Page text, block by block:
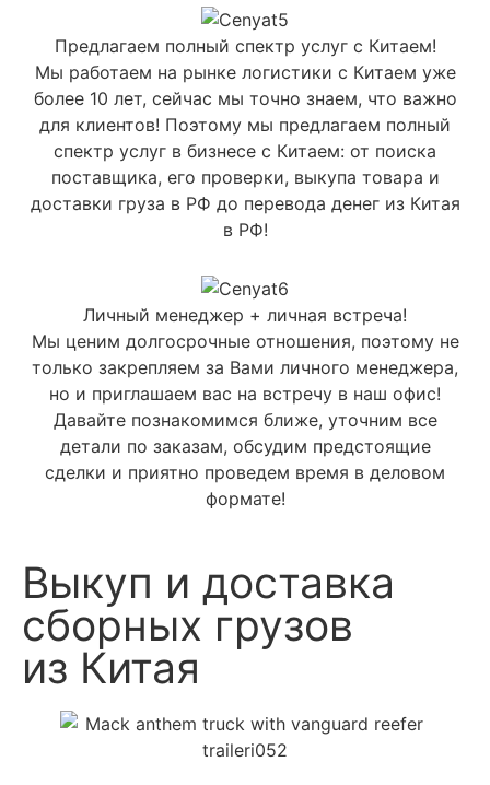
Предлагаем полный спектр услуг с Китаем!
Мы работаем на рынке логистики с Китаем уже
более 10 лет, сейчас мы точно знаем, что важно
для клиентов! Поэтому мы предлагаем полный
спектр услуг в бизнесе с Китаем: от поиска
поставщика, его проверки, выкупа товара и
доставки груза в РФ до перевода денег из Китая
в РФ!
Личный менеджер + личная встреча!
Мы ценим долгосрочные отношения, поэтому не
только закрепляем за Вами личного менеджера,
но и приглашаем вас на встречу в наш офис!
Давайте познакомимся ближе, уточним все
детали по заказам, обсудим предстоящие
сделки и приятно проведем время в деловом
формате!
Выкуп и доставка
сборных грузов
из Китая